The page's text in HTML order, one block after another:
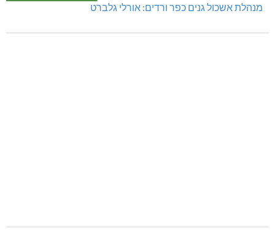
מנהלת אשכול גנים כפר ורדים: אורלי גלברט